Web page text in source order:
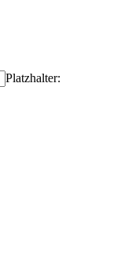
Platzhalter: